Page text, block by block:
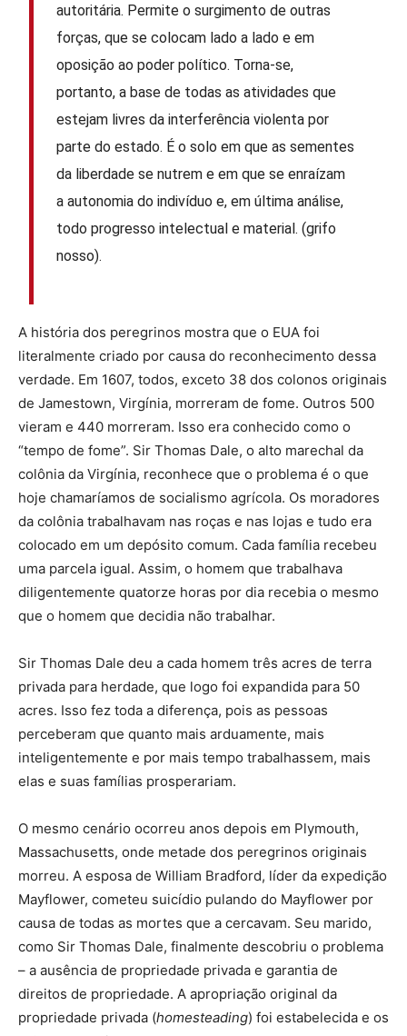
autoritária. Permite o surgimento de outras
forças, que se colocam lado a lado e em
oposição ao poder político. Torna-se,
portanto, a base de todas as atividades que
estejam livres da interferência violenta por
parte do estado. É o solo em que as sementes
da liberdade se nutrem e em que se enraízam
a autonomia do indivíduo e, em última análise,
todo progresso intelectual e material. (grifo
nosso).
A história dos peregrinos mostra que o EUA foi
literalmente criado por causa do reconhecimento dessa
verdade. Em 1607, todos, exceto 38 dos colonos originais
de Jamestown, Virgínia, morreram de fome. Outros 500
vieram e 440 morreram. Isso era conhecido como o
“tempo de fome”. Sir Thomas Dale, o alto marechal da
colônia da Virgínia, reconhece que o problema é o que
hoje chamaríamos de socialismo agrícola. Os moradores
da colônia trabalhavam nas roças e nas lojas e tudo era
colocado em um depósito comum. Cada família recebeu
uma parcela igual. Assim, o homem que trabalhava
diligentemente quatorze horas por dia recebia o mesmo
que o homem que decidia não trabalhar.
Sir Thomas Dale deu a cada homem três acres de terra
privada para herdade, que logo foi expandida para 50
acres. Isso fez toda a diferença, pois as pessoas
perceberam que quanto mais arduamente, mais
inteligentemente e por mais tempo trabalhassem, mais
elas e suas famílias prosperariam.
O mesmo cenário ocorreu anos depois em Plymouth,
Massachusetts, onde metade dos peregrinos originais
morreu. A esposa de William Bradford, líder da expedição
Mayflower, cometeu suicídio pulando do Mayflower por
causa de todas as mortes que a cercavam. Seu marido,
como Sir Thomas Dale, finalmente descobriu o problema
– a ausência de propriedade privada e garantia de
direitos de propriedade. A apropriação original da
propriedade privada (homesteading) foi estabelecida e os